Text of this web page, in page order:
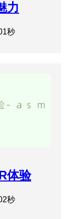
力
秒
体验
秒